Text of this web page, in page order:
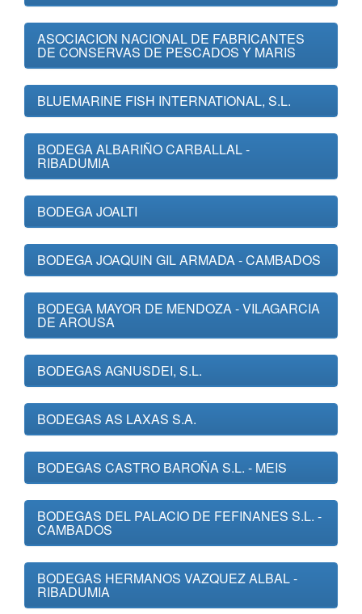
ASOCIACION NACIONAL DE FABRICANTES
DE CONSERVAS DE PESCADOS Y MARIS
BLUEMARINE FISH INTERNATIONAL, S.L.
BODEGA ALBARIÑO CARBALLAL -
RIBADUMIA
BODEGA JOALTI
BODEGA JOAQUIN GIL ARMADA - CAMBADOS
BODEGA MAYOR DE MENDOZA - VILAGARCIA
DE AROUSA
BODEGAS AGNUSDEI, S.L.
BODEGAS AS LAXAS S.A.
BODEGAS CASTRO BAROÑA S.L. - MEIS
BODEGAS DEL PALACIO DE FEFINANES S.L. -
CAMBADOS
BODEGAS HERMANOS VAZQUEZ ALBAL -
RIBADUMIA